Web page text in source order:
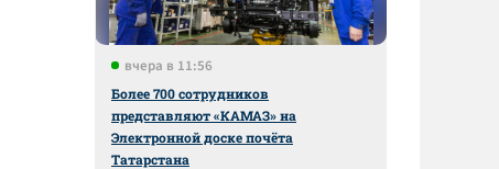
вчера в 11:56
Более 700 сотрудников
представляют «КАМАЗ» на
Электронной доске почёта
Татарстана